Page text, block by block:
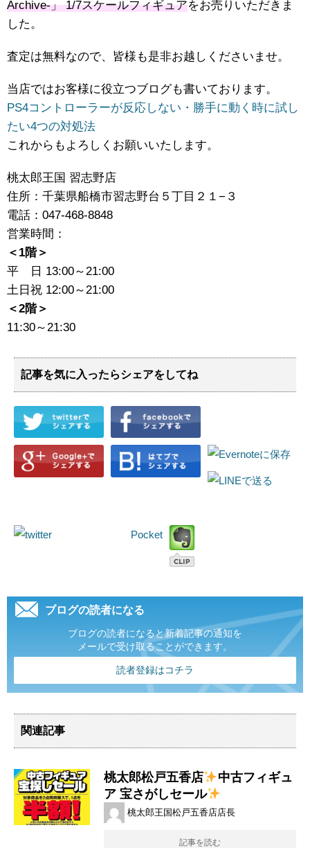
Archive-」 ​1/7スケールフィギュアをお売りいただきま
した。
査定は無料なので、皆様も是非お越しくださいませ。
当店ではお客様に役立つブログも書いております。
PS4コントローラーが反応しない・勝手に動く時に試し
たい4つの対処法
これからもよろしくお願いいたします。
桃太郎王国 習志野店
住所：千葉県船橋市習志野台５丁目２１−３
電話：047-468-8848
営業時間：
＜1階＞
平 日 13:00～21:00
土日祝 12:00～21:00
＜2階＞
11:30～21:30
記事を気に入ったらシェアをしてね
Pocket
ブログの読者になる
ブログの読者になると新着記事の通知を
メールで受け取ることができます。
読者登録はコチラ
関連記事
桃太郎松戸五香店
中古フィギュ
ア 宝さがしセール
桃太郎王国松戸五香店店長
記事を読む